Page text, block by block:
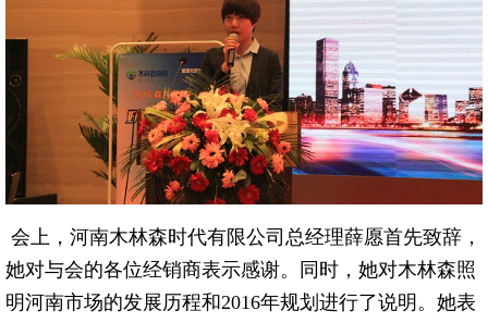
会上，河南木林森时代有限公司总经理薛愿首先致辞，
她对与会的各位经销商表示感谢。同时，她对木林森照
明河南市场的发展历程和2016年规划进行了说明。她表